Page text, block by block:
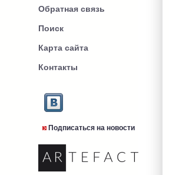
Обратная связь
Поиск
Карта сайта
Контакты
Подписаться на новости